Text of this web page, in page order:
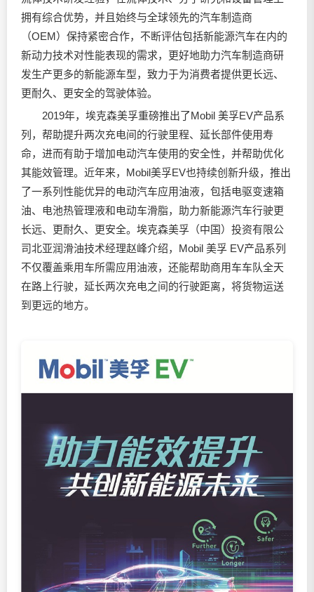
拥有综合优势，并且始终与全球领先的汽车制造商
（OEM）保持紧密合作，不断评估包括新能源汽车在内的
新动力技术对性能表现的需求，更好地助力汽车制造商研
发生产更多的新能源车型，致力于为消费者提供更长远、
更耐久、更安全的驾驶体验。
2019年，埃克森美孚重磅推出了Mobil 美孚EV产品系
列，帮助提升两次充电间的行驶里程、延长部件使用寿
命，进而有助于增加电动汽车使用的安全性，并帮助优化
其能效管理。近年来，Mobil美孚EV也持续创新升级，推出
了一系列性能优异的电动汽车应用油液，包括电驱变速箱
油、电池热管理液和电动车滑脂，助力新能源汽车行驶更
长远、更耐久、更安全。埃克森美孚（中国）投资有限公
司北亚润滑油技术经理赵峰介绍，Mobil 美孚 EV产品系列
不仅覆盖乘用车所需应用油液，还能帮助商用车车队全天
在路上行驶，延长两次充电之间的行驶距离，将货物运送
到更远的地方。